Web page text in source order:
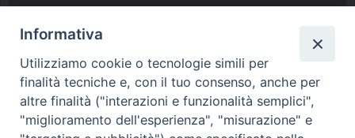
Informativa
Utilizziamo cookie o tecnologie simili per
finalità tecniche e, con il tuo consenso, anche per
altre finalità ("interazioni e funzionalità semplici",
"miglioramento dell'esperienza", "misurazione" e